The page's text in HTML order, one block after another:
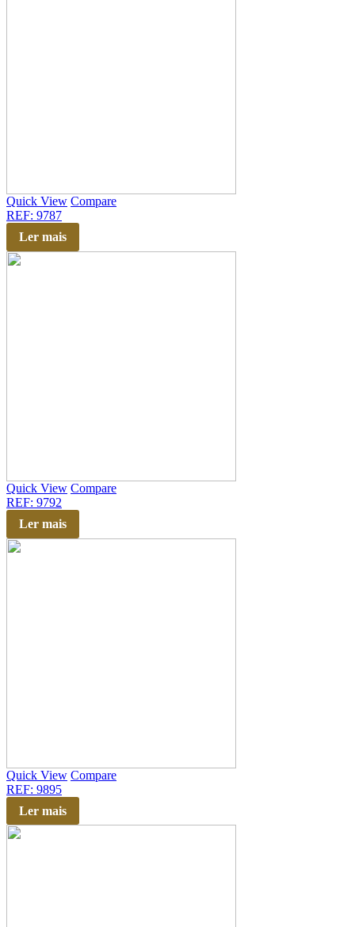
Quick View Compare
REF: 9787
Ler mais
Quick View Compare
REF: 9792
Ler mais
Quick View Compare
REF: 9895
Ler mais